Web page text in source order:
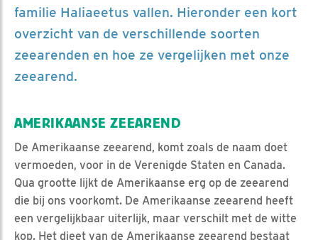
familie Haliaeetus vallen. Hieronder een kort
overzicht van de verschillende soorten
zeearenden en hoe ze vergelijken met onze
zeearend.
AMERIKAANSE ZEEAREND
De Amerikaanse zeearend, komt zoals de naam doet
vermoeden, voor in de Verenigde Staten en Canada.
Qua grootte lijkt de Amerikaanse erg op de zeearend
die bij ons voorkomt. De Amerikaanse zeearend heeft
een vergelijkbaar uiterlijk, maar verschilt met de witte
kop. Het dieet van de Amerikaanse zeearend bestaat